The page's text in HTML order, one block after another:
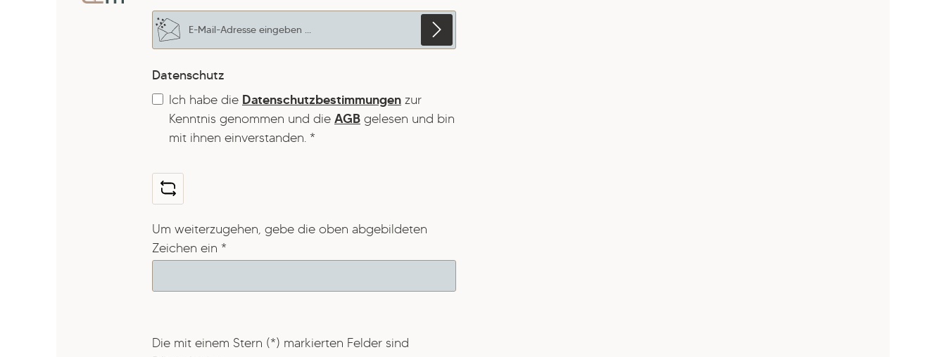
E-Mail-Adresse*
Datenschutz
Ich habe die Datenschutzbestimmungen zur
Kenntnis genommen und die AGB gelesen und bin
mit ihnen einverstanden. *
Um weiterzugehen, gebe die oben abgebildeten
Zeichen ein *
Die mit einem Stern (*) markierten Felder sind